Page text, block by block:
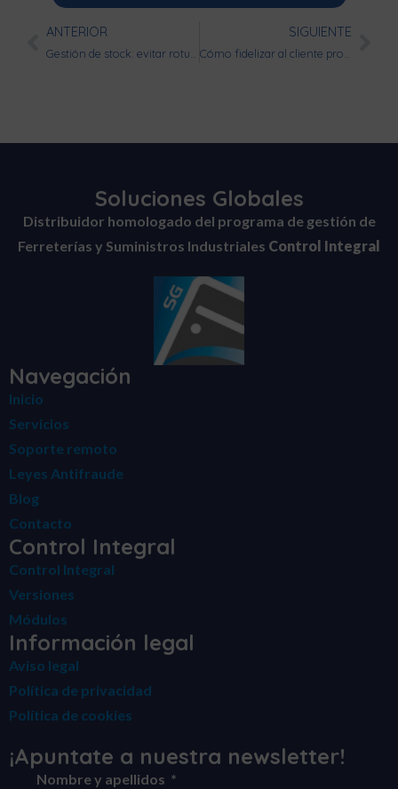
ANTERIOR
Gestión de stock: evitar roturas y sobrestock
SIGUIENTE
Cómo fidelizar al cliente profesional
Soluciones Globales
Distribuidor homologado del programa de gestión de
Ferreterías y Suministros Industriales Control Integral
Navegación
Inicio
Servicios
Soporte remoto
Leyes Antifraude
Blog
Contacto
Control Integral
Control Integral
Versiones
Módulos
Información legal
Aviso legal
Política de privacidad
Política de cookies
¡Apuntate a nuestra newsletter!
Nombre y apellidos